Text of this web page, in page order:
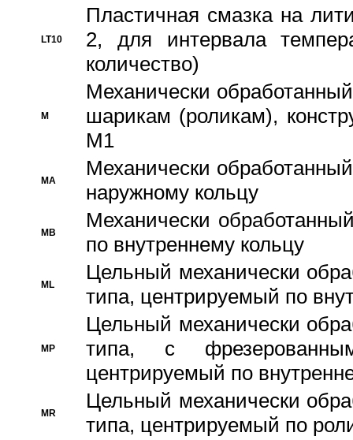
LT10
Пластичная смазка на
2, для интервала
количество)
M
Механически
шарикам (роликам),
M1
MA
Механически
наружному кольцу
MB
Механически
по внутреннему кольцу
ML
Цельный механически
типа, центрируемый по
MP
Цельный механически
типа, с
центрируемый по
MR
Цельный механически
типа, центрируемый по